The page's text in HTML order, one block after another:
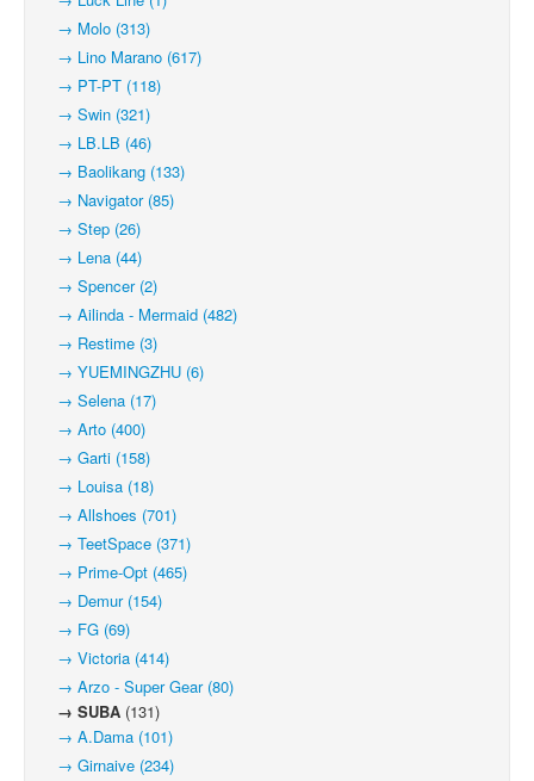
→ Molo (313)
→ Lino Marano (617)
→ PT-PT (118)
→ Swin (321)
→ LB.LB (46)
→ Baolikang (133)
→ Navigator (85)
→ Step (26)
→ Lena (44)
→ Spencer (2)
→ Ailinda - Mermaid (482)
→ Restime (3)
→ YUEMINGZHU (6)
→ Selena (17)
→ Arto (400)
→ Garti (158)
→ Louisa (18)
→ Allshoes (701)
→ TeetSpace (371)
→ Prime-Opt (465)
→ Demur (154)
→ FG (69)
→ Victoria (414)
→ Arzo - Super Gear (80)
→ SUBA (131)
→ A.Dama (101)
→ Girnaive (234)